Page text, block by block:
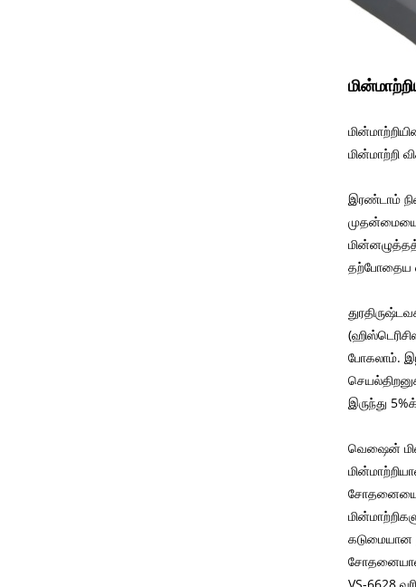
மின்மாற்றி
இரண்டாம்
முதன்மையை
தற்போதைய
போகலாம்.
இருந்து
வெஷைன்
சோதனையைச்
கடுமையான